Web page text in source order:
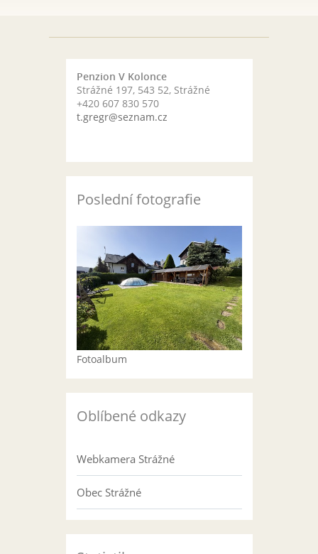
Penzion V Kolonce
Strážné 197, 543 52, Strážné
+420 607 830 570
t.gregr@seznam.cz
Poslední fotografie
Fotoalbum
Oblíbené odkazy
Webkamera Strážné
Obec Strážné